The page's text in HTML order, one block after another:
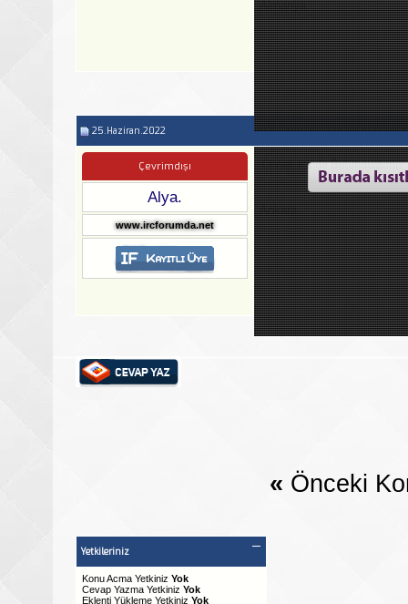
Almanya
25.Haziran.2022
Çevrimdışı
Alya.
www.ircforumda.net
Cevap: İcinde
Ankara
« Önceki
Yetkileriniz
Konu Acma Yetkiniz Yok
Cevap Yazma Yetkiniz Yok
Eklenti Yükleme Yetkiniz Yok